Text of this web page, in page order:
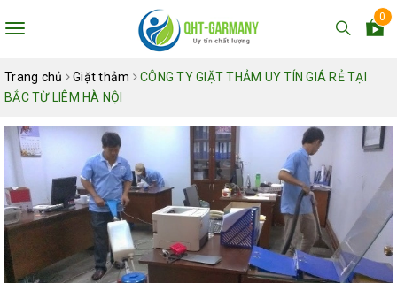
Toggle
0
Trang chủ Giặt thảm
CÔNG TY GIẶT THẢM UY TÍN GIÁ RẺ TẠI
BẮC TỪ LIÊM HÀ NỘI